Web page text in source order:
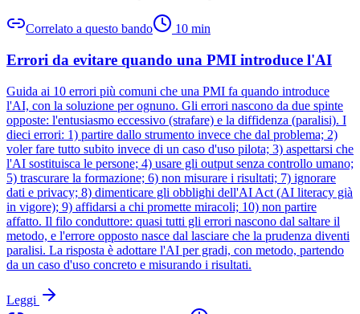
Correlato a questo bando 10 min
Errori da evitare quando una PMI introduce l'AI
Guida ai 10 errori più comuni che una PMI fa quando introduce
l'AI, con la soluzione per ognuno. Gli errori nascono da due spinte
opposte: l'entusiasmo eccessivo (strafare) e la diffidenza (paralisi). I
dieci errori: 1) partire dallo strumento invece che dal problema; 2)
voler fare tutto subito invece di un caso d'uso pilota; 3) aspettarsi che
l'AI sostituisca le persone; 4) usare gli output senza controllo umano;
5) trascurare la formazione; 6) non misurare i risultati; 7) ignorare
dati e privacy; 8) dimenticare gli obblighi dell'AI Act (AI literacy già
in vigore); 9) affidarsi a chi promette miracoli; 10) non partire
affatto. Il filo conduttore: quasi tutti gli errori nascono dal saltare il
metodo, e l'errore opposto nasce dal lasciare che la prudenza diventi
paralisi. La risposta è adottare l'AI per gradi, con metodo, partendo
da un caso d'uso concreto e misurando i risultati.
Leggi